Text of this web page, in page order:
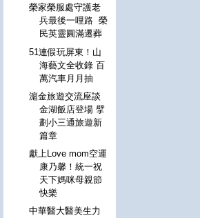
榮家榮服處守護老
兵最後一哩路 榮
民英靈圓滿遷葬
51連假玩屏東！山
海藝文全收錄 百
萬汽車月月抽
滬金旅遊交流座談
金湖飯店登場 擘
劃小三通旅遊新
篇章
獻上Love mom空運
康乃馨！統一祝
天下媽咪母親節
快樂
中華醫大醫美生力